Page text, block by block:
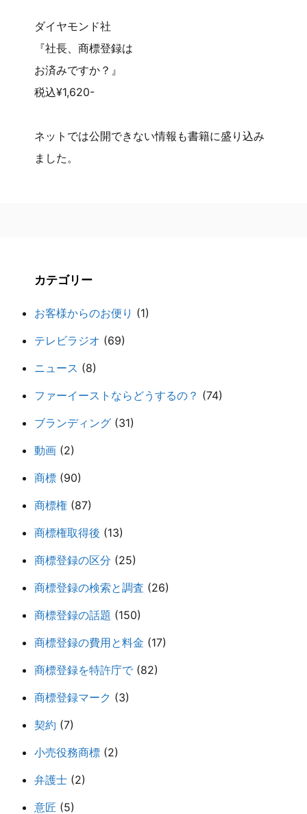
ダイヤモンド社
『社長、商標登録は
お済みですか？』
税込¥1,620-
ネットでは公開できない情報も書籍に盛り込み
ました。
カテゴリー
お客様からのお便り (1)
テレビラジオ (69)
ニュース (8)
ファーイーストならどうするの？ (74)
ブランディング (31)
動画 (2)
商標 (90)
商標権 (87)
商標権取得後 (13)
商標登録の区分 (25)
商標登録の検索と調査 (26)
商標登録の話題 (150)
商標登録の費用と料金 (17)
商標登録を特許庁で (82)
商標登録マーク (3)
契約 (7)
小売役務商標 (2)
弁護士 (2)
意匠 (5)